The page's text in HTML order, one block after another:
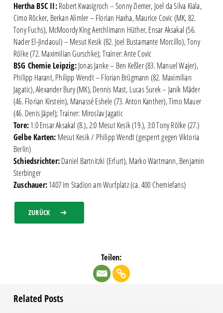
Hertha BSC II:Robert Kwasigroch – Sonny Ziemer, Joel da Silva Kiala,
Cimo Röcker, Berkan Alimler – Florian Haxha, Maurice Covic (MK, 82.
Tony Fuchs), McMoordy King Aerchlimann Hüther, Ensar Aksakal (56.
Nader El-Jindaoui) – Mesut Kesik (82. Joel Bustamante Morcillo), Tony
Rölke (72. Maximilian Gurschke); Trainer: Ante Covic
BSG Chemie Leipzig:Jonas Janke – Ben Keßler (83. Manuel Wajer),
Philipp Harant, Philipp Wendt – Florian Brügmann (82. Maximilian
Jagatic), Alexander Bury (MK), Dennis Mast, Lucas Surek – Janik Mäder
(46. Florian Kirstein), Manassé Eshele (73. Anton Kanther), Timo Mauer
(46. Denis Jäpel); Trainer: Miroslav Jagatic
Tore:1:0 Ensar Aksakal (8.), 2:0 Mesut Kesik (19.), 3:0 Tony Rölke (27.)
Gelbe Karten: Mesut Kesik / Philipp Wendt (gesperrt gegen Viktoria
Berlin)
Schiedsrichter:Daniel Bartnitzki (Erfurt), Marko Wartmann, Benjamin
Sterbinger
Zuschauer:1407 im Stadion am Wurfplatz (ca. 400 Chemiefans)
ZURÜCK
Teilen:
Related Posts